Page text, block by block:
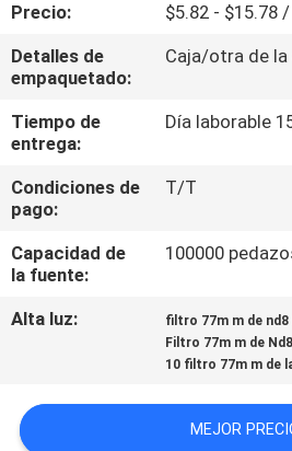
CONTROL
DE
CALIDAD
ÉNTRENOS
EN
CONTACTO
CON
CITA
Precio:
$5.82 - $15.78
Detalles de
empaquetado:
Caja/otra de
Tiempo de
entrega:
Día laborable
Condiciones de
pago:
T/T
Capacidad de
la fuente:
100000
Alta luz: filtro 77m m de nd8
Filtro 77m m de
10 filtro 77m m de
MEJOR